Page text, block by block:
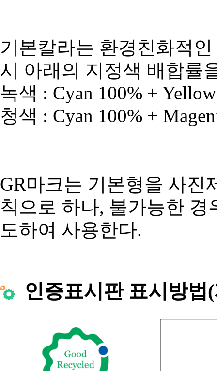
기본칼라는 환경친화적
시 아래의 지정색 배합률
녹색 : Cyan 100% +
청색 : Cyan 100% +
GR마크는 기본형을 사진
칙으로 하나, 불가능한
도하여 사용한다.
인증표시판 표시방법